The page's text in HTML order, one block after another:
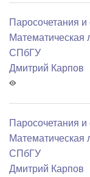
Паросочетания
СПбГУ
Дмитрий Карпов
Паросочетания
СПбГУ
Дмитрий Карпов